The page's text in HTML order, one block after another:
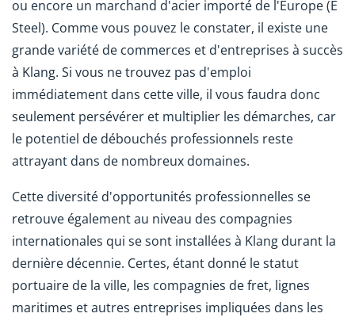
ou encore un marchand d'acier importé de l'Europe (E
Steel). Comme vous pouvez le constater, il existe une
grande variété de commerces et d'entreprises à succès
à Klang. Si vous ne trouvez pas d'emploi
immédiatement dans cette ville, il vous faudra donc
seulement persévérer et multiplier les démarches, car
le potentiel de débouchés professionnels reste
attrayant dans de nombreux domaines.
Cette diversité d'opportunités professionnelles se
retrouve également au niveau des compagnies
internationales qui se sont installées à Klang durant la
dernière décennie. Certes, étant donné le statut
portuaire de la ville, les compagnies de fret, lignes
maritimes et autres entreprises impliquées dans les